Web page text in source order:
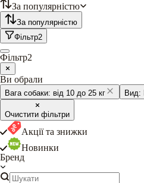
За популярністю
За популярністю
Фільтр2
Фільтр2
Ви обрали
Вага собаки: від 10 до 25 кг Вид:
Очистити фільтри
Акції та знижки
Новинки
Бренд